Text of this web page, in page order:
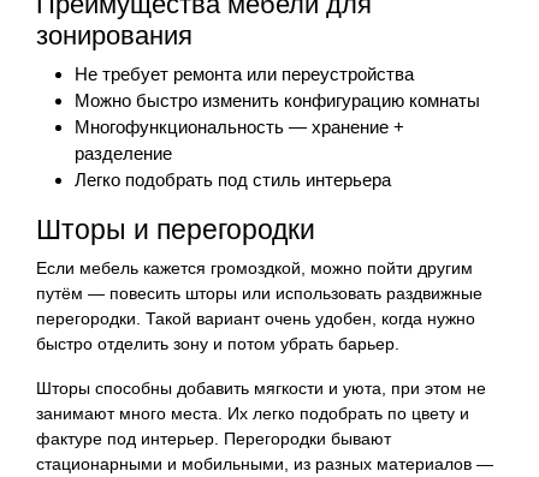
зонирования
Не требует ремонта или переустройства
Можно быстро изменить конфигурацию комнаты
Многофункциональность — хранение +
разделение
Легко подобрать под стиль интерьера
Шторы и перегородки
Если мебель кажется громоздкой, можно пойти другим
путём — повесить шторы или использовать раздвижные
перегородки. Такой вариант очень удобен, когда нужно
быстро отделить зону и потом убрать барьер.
Шторы способны добавить мягкости и уюта, при этом не
занимают много места. Их легко подобрать по цвету и
фактуре под интерьер. Перегородки бывают
стационарными и мобильными, из разных материалов —